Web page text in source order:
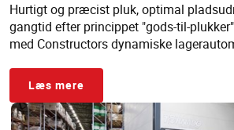
Hurtigt og præcist pluk, optimal
gangtid efter princippet "gods-til-
med Constructors dynamiske
Læs mere